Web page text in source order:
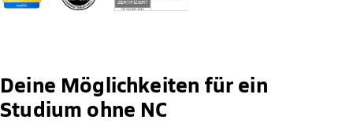
Deine Möglichkeiten für ein
Studium ohne NC